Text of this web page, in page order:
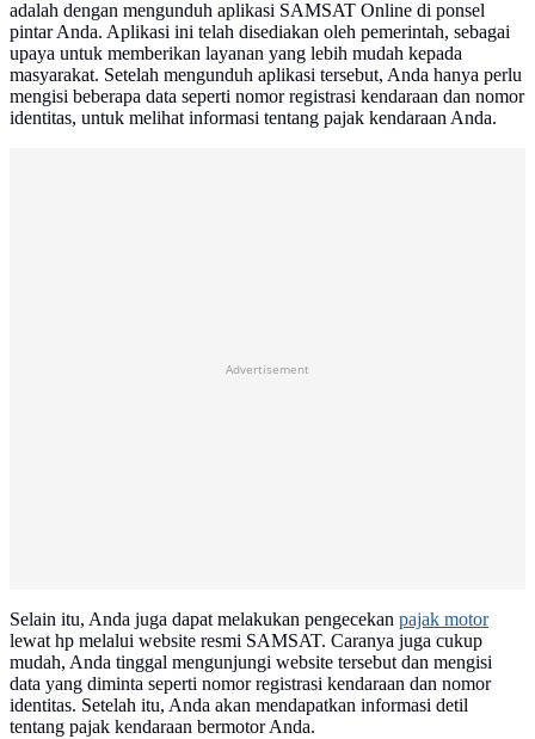
adalah dengan mengunduh aplikasi SAMSAT Online di ponsel
pintar Anda. Aplikasi ini telah disediakan oleh pemerintah, sebagai
upaya untuk memberikan layanan yang lebih mudah kepada
masyarakat. Setelah mengunduh aplikasi tersebut, Anda hanya perlu
mengisi beberapa data seperti nomor registrasi kendaraan dan nomor
identitas, untuk melihat informasi tentang pajak kendaraan Anda.
Advertisement
Selain itu, Anda juga dapat melakukan pengecekan pajak motor
lewat hp melalui website resmi SAMSAT. Caranya juga cukup
mudah, Anda tinggal mengunjungi website tersebut dan mengisi
data yang diminta seperti nomor registrasi kendaraan dan nomor
identitas. Setelah itu, Anda akan mendapatkan informasi detil
tentang pajak kendaraan bermotor Anda.